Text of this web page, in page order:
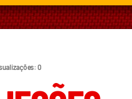
0